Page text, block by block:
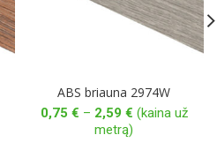
ABS briauna 2974W
0,75 € – 2,59 €Price
range:
(kaina už
metrą)